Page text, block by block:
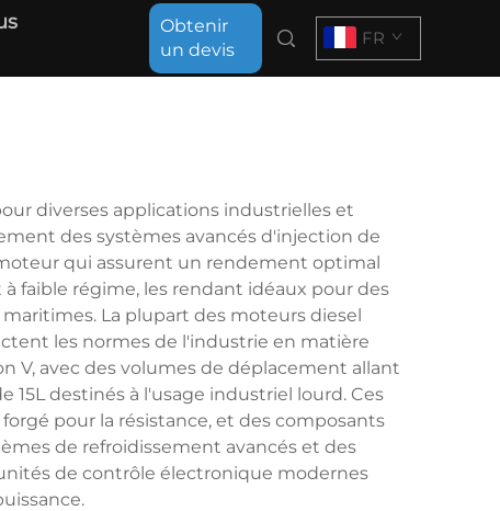
Obtenir
un devis
FR
diverses applications industrielles et
des systèmes avancés d'injection de
qui assurent un rendement optimal
faible régime, les rendant idéaux pour des
La plupart des moteurs diesel
les normes de l'industrie en matière
V, avec des volumes de déplacement allant
destinés à l'usage industriel lourd. Ces
pour la résistance, et des composants
de refroidissement avancés et des
de contrôle électronique modernes